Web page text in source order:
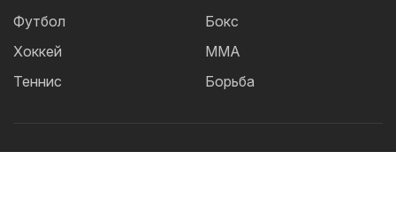
Футбол
Хоккей
Теннис
Бокс
ММА
Борьба